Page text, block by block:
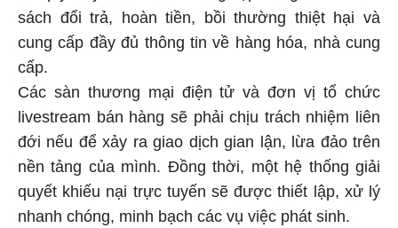
sách đổi trả, hoàn tiền, bồi thường thiệt hại và
cung cấp đầy đủ thông tin về hàng hóa, nhà cung
cấp.
Các sàn thương mại điện tử và đơn vị tổ chức
livestream bán hàng sẽ phải chịu trách nhiệm liên
đới nếu để xảy ra giao dịch gian lận, lừa đảo trên
nền tảng của mình. Đồng thời, một hệ thống giải
quyết khiếu nại trực tuyến sẽ được thiết lập, xử lý
nhanh chóng, minh bạch các vụ việc phát sinh.